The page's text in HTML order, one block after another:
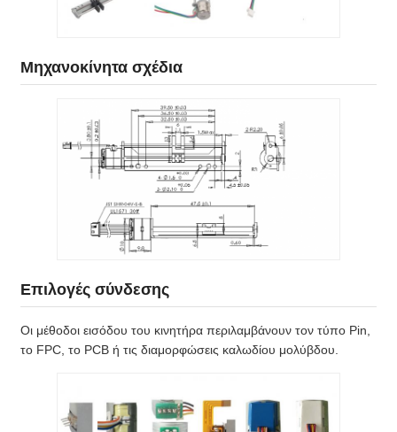
Μηχανοκίνητα σχέδια
Επιλογές σύνδεσης
Οι μέθοδοι εισόδου του κινητήρα περιλαμβάνουν τον τύπο Pin,
το FPC, το PCB ή τις διαμορφώσεις καλωδίου μολύβδου.